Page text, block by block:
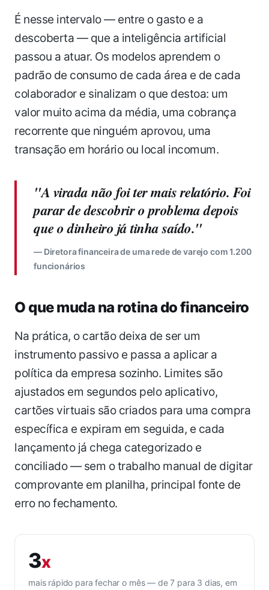
É nesse intervalo — entre o gasto e a
descoberta — que a inteligência artificial
passou a atuar. Os modelos aprendem o
padrão de consumo de cada área e de cada
colaborador e sinalizam o que destoa: um
valor muito acima da média, uma cobrança
recorrente que ninguém aprovou, uma
transação em horário ou local incomum.
"A virada não foi ter mais relatório. Foi
parar de descobrir o problema depois
que o dinheiro já tinha saído."
— Diretora financeira de uma rede de varejo com 1.200
funcionários
O que muda na rotina do financeiro
Na prática, o cartão deixa de ser um
instrumento passivo e passa a aplicar a
política da empresa sozinho. Limites são
ajustados em segundos pelo aplicativo,
cartões virtuais são criados para uma compra
específica e expiram em seguida, e cada
lançamento já chega categorizado e
conciliado — sem o trabalho manual de digitar
comprovante em planilha, principal fonte de
erro no fechamento.
3x
mais rápido para fechar o mês — de 7 para 3 dias, em